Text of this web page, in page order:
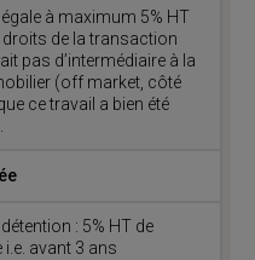
à maximum 5% HT
de la transaction
pas d’intermédiaire à la
(off market, côté
ce travail a bien été
: 5% HT de
avant 3 ans